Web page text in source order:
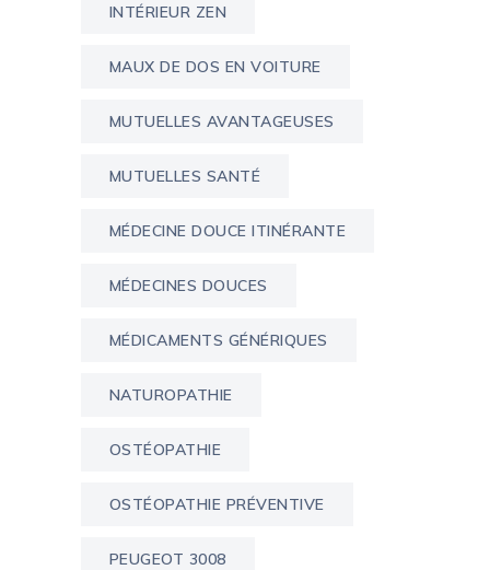
INTÉRIEUR ZEN
MAUX DE DOS EN VOITURE
MUTUELLES AVANTAGEUSES
MUTUELLES SANTÉ
MÉDECINE DOUCE ITINÉRANTE
MÉDECINES DOUCES
MÉDICAMENTS GÉNÉRIQUES
NATUROPATHIE
OSTÉOPATHIE
OSTÉOPATHIE PRÉVENTIVE
PEUGEOT 3008